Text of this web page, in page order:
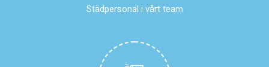
Städpersonal i vårt team